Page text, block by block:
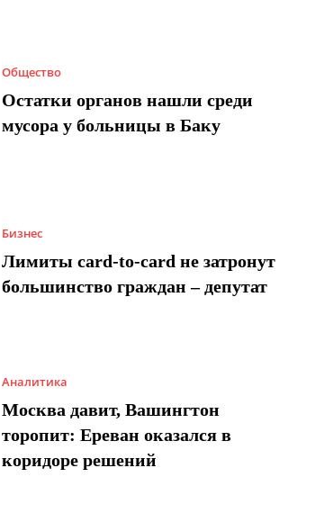
Общество
Остатки органов нашли среди
мусора у больницы в Баку
Бизнес
Лимиты card-to-card не затронут
большинство граждан – депутат
Аналитика
Москва давит, Вашингтон
торопит: Ереван оказался в
коридоре решений